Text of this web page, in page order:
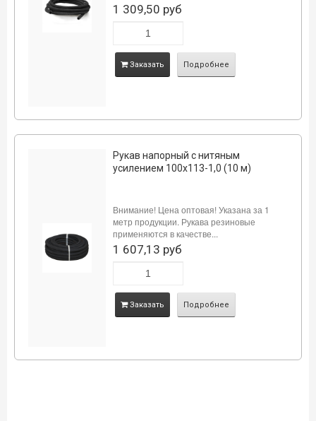
1 309,50 руб
Заказать Подробнее
Рукав напорный с нитяным
усилением 100х113-1,0 (10 м)
Внимание! Цена оптовая! Указана за 1
метр продукции. Рукава резиновые
применяются в качестве...
1 607,13 руб
Заказать Подробнее